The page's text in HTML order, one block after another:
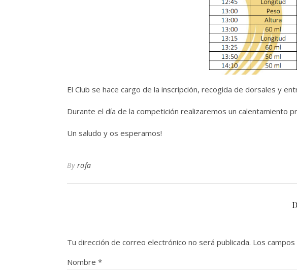
El Club se hace cargo de la inscripción, recogida de dorsales y
Durante el día de la competición realizaremos un calentamiento
Un saludo y os esperamos!
By rafa
Tu dirección de correo electrónico no será publicada. Los
Nombre *